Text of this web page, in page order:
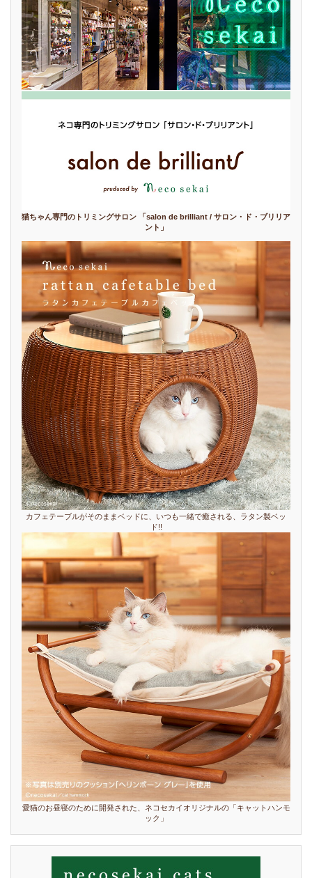
猫ちゃん専門のトリミングサロン 「salon de brilliant / サロン・ド・ブリリア
ント」
カフェテーブルがそのままベッドに、いつも一緒で癒される、ラタン製ベッ
ド!!
愛猫のお昼寝のために開発された、ネコセカイオリジナルの「キャットハンモ
ック」